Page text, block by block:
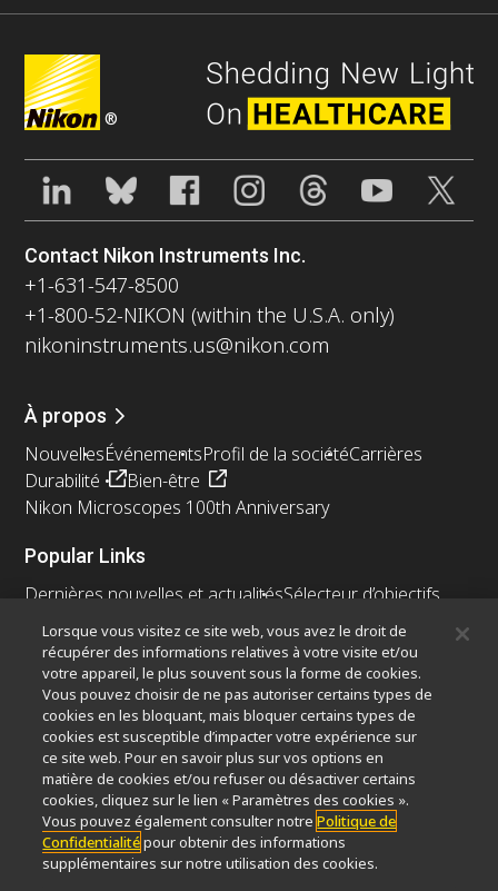
®
Contact Nikon Instruments Inc.
+1-631-547-8500
+1-800-52-NIKON (within the U.S.A. only)
nikoninstruments.us@nikon.com
À propos
NouvellesÉvénementsProfil de la sociétéCarrières
Durabilité
Bien-être
Nikon Microscopes 100th Anniversary
Popular Links
Dernières nouvelles et actualitésSélecteur d’objectifs
Resolution Calculator
PubScope
Nikon Small World
MicroscopyU
Autres Produits Nikon
Produits d'imagerie
Microscopie industrielle et métrologie
Systèmes de lithographie à semi-conducteurs
Systèmes de lithographie à FPD
Lorsque vous visitez ce site web, vous avez le droit de
récupérer des informations relatives à votre visite et/ou
votre appareil, le plus souvent sous la forme de cookies.
Vous pouvez choisir de ne pas autoriser certains types de
cookies en les bloquant, mais bloquer certains types de
cookies est susceptible d’impacter votre expérience sur
ce site web. Pour en savoir plus sur vos options en
matière de cookies et/ou refuser ou désactiver certains
cookies, cliquez sur le lien « Paramètres des cookies ».
Vous pouvez également consulter notrePolitique de
Confidentialitépour obtenir des informations
supplémentaires sur notre utilisation des cookies.